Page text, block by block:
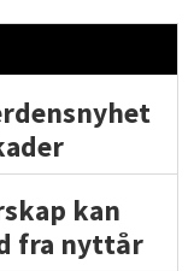
kan
fra nyttår